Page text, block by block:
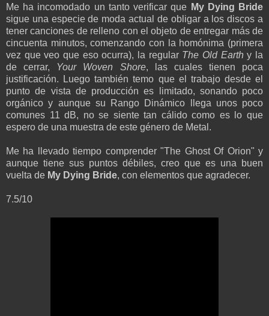
Me ha incomodado un tanto verificar que My Dying Bride
sigue una especie de moda actual de obligar a los discos a
tener canciones de relleno con el objeto de entregar más de
cincuenta minutos, comenzando con la homónima (primera
vez que veo que eso ocurra), la regular The Old Earth y la
de cerrar,
Your Woven Shore, las cuales tienen poca
justificación. Luego también temo que el trabajo desde el
punto de vista de producción es limitado, sonando poco
orgánico y aunque su Rango Dinámico llega unos poco
comunes 11 dB, no se siente tan cálido como es lo que
espero de una muestra de este género de Metal.
Me ha llevado tiempo comprender "The Ghost Of Orion" y
aunque tiene sus puntos débiles, creo que es una buen
vuelta de My Dying Bride, con elementos que agradecer.
7.5/10